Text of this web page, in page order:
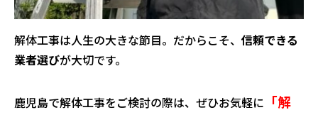
解体工事は人生の大きな節目。だからこそ、 信頼できる
業者選びが大切です。
鹿児島で解体工事をご検討の際は、ぜひお気軽に 「解